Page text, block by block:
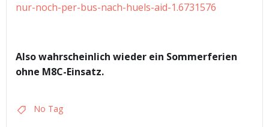
nur-noch-per-bus-nach-huels-aid-1.6731576
Also wahrscheinlich wieder ein Sommerferien
ohne M8C-Einsatz.
No Tag